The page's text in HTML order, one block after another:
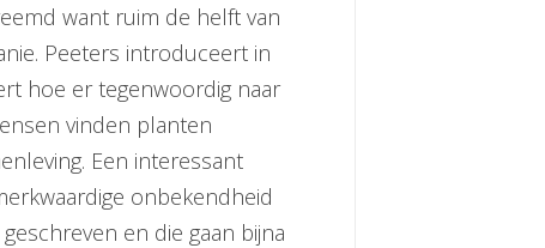
want ruim de helft van
Peeters introduceert in
hoe er tegenwoordig naar
vinden planten
Een interessant
onbekendheid
en die gaan bijna